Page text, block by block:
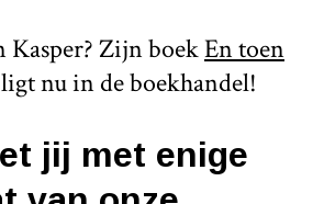
Kasper? Zijn boekEn toen
ligt nu in de boekhandel!
jij met enige